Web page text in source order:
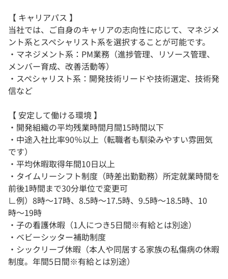
【 キャリアパス 】
当社では、ご自身のキャリアの志向性に応じて、マネジメ
ント系とスペシャリスト系を選択することが可能です。
・マネジメント系：PM業務（進捗管理、リソース管理、
メンバー育成、改善活動等）
・スペシャリスト系：開発技術リードや技術選定、技術発
信など
【 安定して働ける環境 】
・開発組織の平均残業時間月間15時間以下
・中途入社比率90％以上（転職者も馴染みやすい雰囲気
です）
・平均休暇取得年間10日以上
・タイムリーシフト制度（時差出勤勤務）所定就業時間を
前後1時間まで30分単位で変更可
∟例）8時〜17時、8.5時〜17.5時、9.5時〜18.5時、10
時〜19時
・子の看護休暇（1人につき5日間※有給とは別途）
・ベビーシッター補助制度
・シックリーブ休暇（本人や同居する家族の私傷病の休暇
制度。年間5日間※有給とは別途）